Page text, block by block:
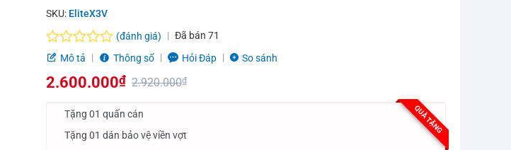
SKU: EliteX3V
Được
hạng
(đánh giá) Đã bán71
Mô tả
Thông số Hỏi Đáp So sánh
2.920.000₫
gốc
2.600.000₫
hiện
QUÀ TẶNG
Tặng 01 quấn cán
Tặng 01 dán bảo vệ viền vợt